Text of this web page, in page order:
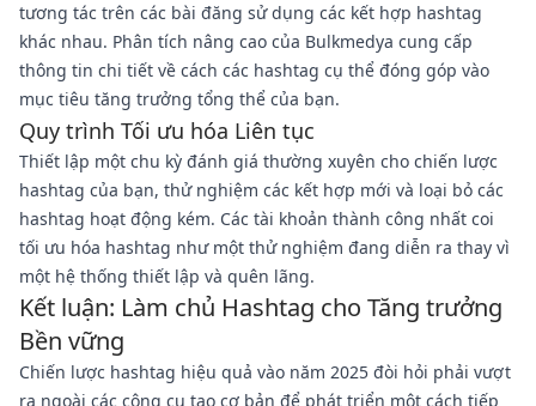
tương tác trên các bài đăng sử dụng các kết hợp hashtag
khác nhau. Phân tích nâng cao của Bulkmedya cung cấp
thông tin chi tiết về cách các hashtag cụ thể đóng góp vào
mục tiêu tăng trưởng tổng thể của bạn.
Quy trình Tối ưu hóa Liên tục
Thiết lập một chu kỳ đánh giá thường xuyên cho chiến lược
hashtag của bạn, thử nghiệm các kết hợp mới và loại bỏ các
hashtag hoạt động kém. Các tài khoản thành công nhất coi
tối ưu hóa hashtag như một thử nghiệm đang diễn ra thay vì
một hệ thống thiết lập và quên lãng.
Kết luận: Làm chủ Hashtag cho Tăng trưởng
Bền vững
Chiến lược hashtag hiệu quả vào năm 2025 đòi hỏi phải vượt
ra ngoài các công cụ tạo cơ bản để phát triển một cách tiếp